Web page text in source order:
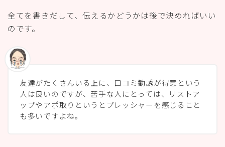
全てを書きだして、伝えるかどうかは後で決めればいい
のです。
友達がたくさんいる上に、口コミ勧誘が得意という
人は良いのですが、苦手な人にとっては、リストア
ップやアポ取りというとプレッシャーを感じること
も多いですよね。